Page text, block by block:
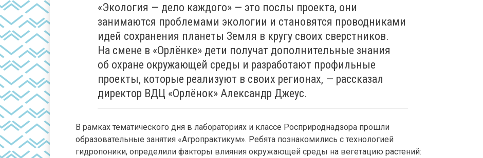
«Экология — дело каждого» — это послы проекта, они
занимаются проблемами экологии и становятся проводниками
идей сохранения планеты Земля в кругу своих сверстников.
На смене в «Орлёнке» дети получат дополнительные знания
об охране окружающей среды и разработают профильные
проекты, которые реализуют в своих регионах, — рассказал
директор ВДЦ «Орлёнок» Александр Джеус.
В рамках тематического дня в лабораториях и классе Росприроднадзора прошли
образовательные занятия «Агропрактикум». Ребята познакомились с технологией
гидропоники, определили факторы влияния окружающей среды на вегетацию растений: